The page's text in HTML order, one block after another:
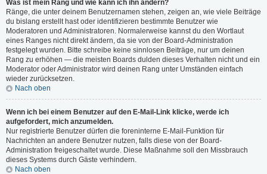
Was ist mein Rang und wie kann ich ihn ändern?
Ränge, die unter deinem Benutzernamen stehen, zeigen an, wie viele Beiträge
du bislang erstellt hast oder identifizieren bestimmte Benutzer wie
Moderatoren und Administratoren. Normalerweise kannst du den Wortlaut
eines Ranges nicht direkt ändern, da sie von der Board-Administration
festgelegt wurden. Bitte schreibe keine sinnlosen Beiträge, nur um deinen
Rang zu erhöhen — die meisten Boards dulden dieses Verhalten nicht und ein
Moderator oder Administrator wird deinen Rang unter Umständen einfach
wieder zurücksetzen.
Nach oben
Wenn ich bei einem Benutzer auf den E-Mail-Link klicke, werde ich
aufgefordert, mich anzumelden.
Nur registrierte Benutzer dürfen die foreninterne E-Mail-Funktion für
Nachrichten an andere Benutzer nutzen, falls diese von der Board-
Administration freigeschaltet wurde. Diese Maßnahme soll den Missbrauch
dieses Systems durch Gäste verhindern.
Nach oben